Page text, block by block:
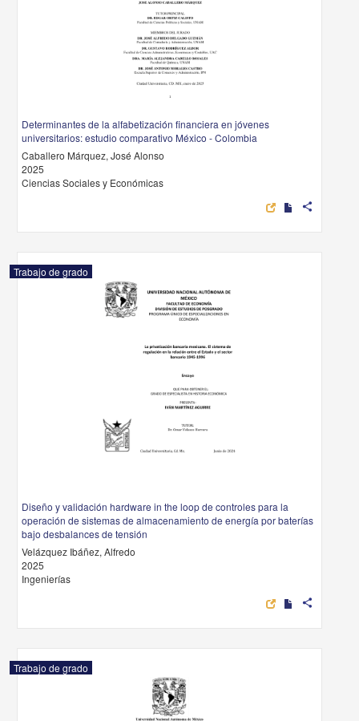
Determinantes de la alfabetización financiera en jóvenes
universitarios: estudio comparativo México - Colombia
Caballero Márquez, José Alonso
2025
Ciencias Sociales y Económicas
share
Trabajo de grado
Diseño y validación hardware in the loop de controles para la
operación de sistemas de almacenamiento de energía por baterías
bajo desbalances de tensión
Velázquez Ibáñez, Alfredo
2025
Ingenierías
share
Trabajo de grado